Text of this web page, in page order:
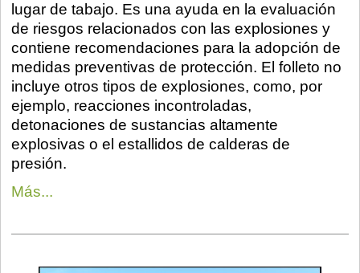
lugar de tabajo. Es una ayuda en la evaluación
de riesgos relacionados con las explosiones y
contiene recomendaciones para la adopción de
medidas preventivas de protección. El folleto no
incluye otros tipos de explosiones, como, por
ejemplo, reacciones incontroladas,
detonaciones de sustancias altamente
explosivas o el estallidos de calderas de
presión.
Más...